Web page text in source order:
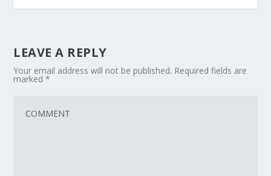
LEAVE A REPLY
Your email address will not be published. Required fields are
marked*